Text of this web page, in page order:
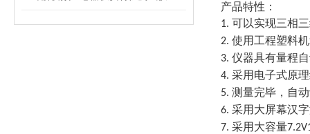
产品特性：
1. 可以实现三相
2. 使用工程塑料
3. 仪器具有量程
4. 采用电子式原
5. 测量完毕，自
6. 采用大屏幕汉
7. 采用大容量